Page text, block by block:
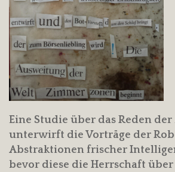
Eine Studie über das Reden
unterwirft die Vorträge der
Abstraktionen frischer
bevor diese die Herrschaft über